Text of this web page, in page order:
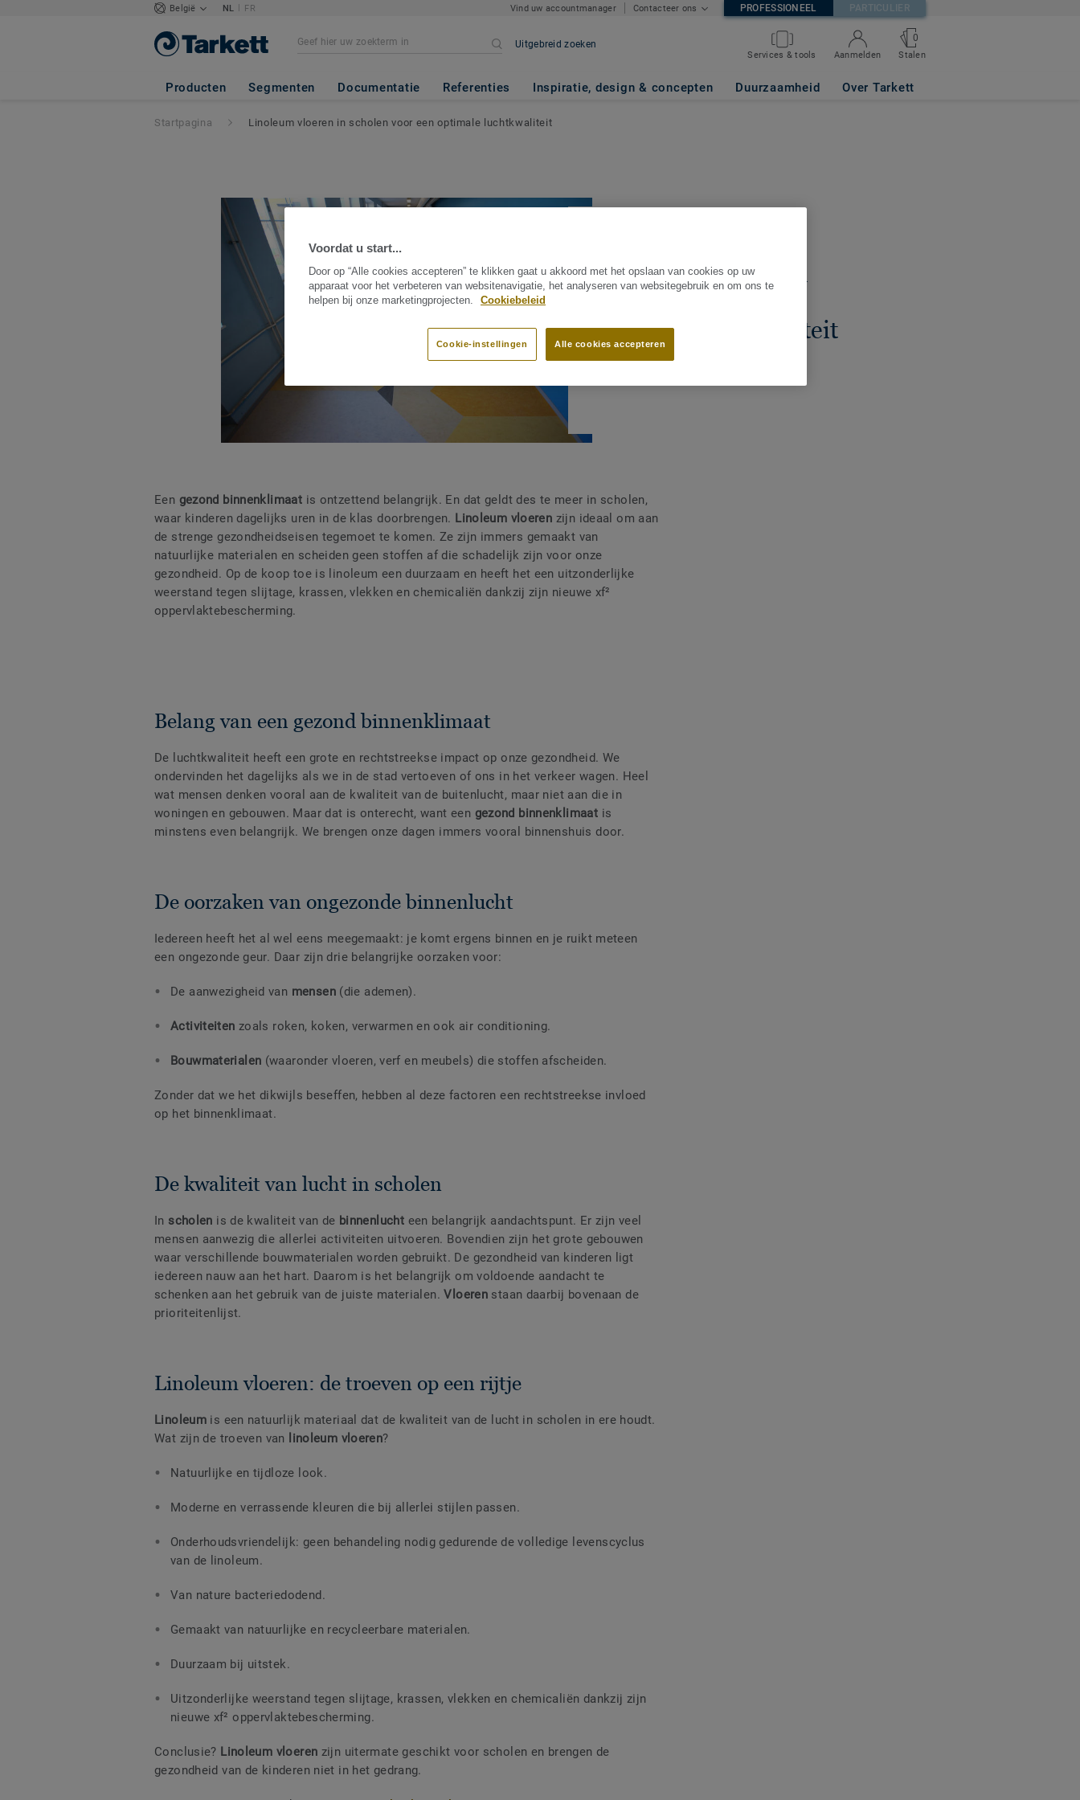
België NL | FR Vind uw accountmanager Contacteer ons PROFESSIONEEL PARTICULIER
Uitgebreid zoeken
Services & tools Aanmelden
0
Stalen
Producten Segmenten Documentatie Referenties Inspiratie, design & concepten Duurzaamheid Over Tarkett
Startpagina Linoleum vloeren in scholen voor een optimale luchtkwaliteit
Linoleum vloeren in
optimale luchtkwaliteit
Een gezond binnenklimaat is ontzettend belangrijk. En dat geldt des te meer in scholen,
waar kinderen dagelijks uren in de klas doorbrengen. Linoleum vloeren zijn ideaal om aan
de strenge gezondheidseisen tegemoet te komen. Ze zijn immers gemaakt van
natuurlijke materialen en scheiden geen stoffen af die schadelijk zijn voor onze
gezondheid. Op de koop toe is linoleum een duurzaam en heeft het een uitzonderlijke
weerstand tegen slijtage, krassen, vlekken en chemicaliën dankzij zijn nieuwe xf²
oppervlaktebescherming.
Belang van een gezond binnenklimaat
De luchtkwaliteit heeft een grote en rechtstreekse impact op onze gezondheid. We
ondervinden het dagelijks als we in de stad vertoeven of ons in het verkeer wagen. Heel
wat mensen denken vooral aan de kwaliteit van de buitenlucht, maar niet aan die in
woningen en gebouwen. Maar dat is onterecht, want een gezond binnenklimaat is
minstens even belangrijk. We brengen onze dagen immers vooral binnenshuis door.
De oorzaken van ongezonde binnenlucht
Iedereen heeft het al wel eens meegemaakt: je komt ergens binnen en je ruikt meteen
een ongezonde geur. Daar zijn drie belangrijke oorzaken voor:
De aanwezigheid van mensen(die ademen).
Activiteiten zoals roken, koken, verwarmen en ook air conditioning.
Bouwmaterialen (waaronder vloeren, verf en meubels) die stoffen afscheiden.
Zonder dat we het dikwijls beseffen, hebben al deze factoren een rechtstreekse invloed
op het binnenklimaat.
De kwaliteit van lucht in scholen
In scholen is de kwaliteit van de binnenlucht een belangrijk aandachtspunt. Er zijn veel
mensen aanwezig die allerlei activiteiten uitvoeren. Bovendien zijn het grote gebouwen
waar verschillende bouwmaterialen worden gebruikt. De gezondheid van kinderen ligt
iedereen nauw aan het hart. Daarom is het belangrijk om voldoende aandacht te
schenken aan het gebruik van de juiste materialen.Vloeren staan daarbij bovenaan de
prioriteitenlijst.
Linoleum vloeren: de troeven op een rijtje
Linoleum is een natuurlijk materiaal dat de kwaliteit van de lucht in scholen in ere houdt.
Wat zijn de troeven van
linoleum vloeren?
Natuurlijke en tijdloze look.
Moderne en verrassende kleuren die bij allerlei stijlen passen.
Onderhoudsvriendelijk: geen behandeling nodig gedurende de volledige levenscyclus
van de linoleum.
Van nature bacteriedodend.
Gemaakt van natuurlijke en recycleerbare materialen.
Duurzaam bij uitstek.
Uitzonderlijke weerstand tegen slijtage, krassen, vlekken en chemicaliën dankzij zijn
nieuwe xf² oppervlaktebescherming.
Conclusie? Linoleum vloeren zijn uitermate geschikt voor scholen en brengen de
gezondheid van de kinderen niet in het gedrang.
Voordat u start...
Door op “Alle cookies accepteren” te klikken gaat u akkoord met het opslaan van cookies op uw
apparaat voor het verbeteren van websitenavigatie, het analyseren van websitegebruik en om ons te
helpen bij onze marketingprojecten.
Cookiebeleid
Alle cookies accepteren
Cookie-instellingen